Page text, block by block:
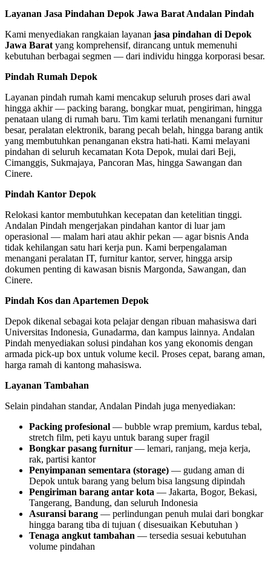
Layanan Jasa Pindahan Depok Jawa Barat Andalan Pindah
Kami menyediakan rangkaian layanan jasa pindahan di Depok
Jawa Baratyang komprehensif, dirancang untuk memenuhi
kebutuhan berbagai segmen — dari individu hingga korporasi besar.
Pindah Rumah Depok
Layanan pindah rumah kami mencakup seluruh proses dari awal
hingga akhir — packing barang, bongkar muat, pengiriman, hingga
penataan ulang di rumah baru. Tim kami terlatih menangani furnitur
besar, peralatan elektronik, barang pecah belah, hingga barang antik
yang membutuhkan penanganan ekstra hati-hati. Kami melayani
pindahan di seluruh kecamatan Kota Depok, mulai dari Beji,
Cimanggis, Sukmajaya, Pancoran Mas, hingga Sawangan dan
Cinere.
Pindah Kantor Depok
Relokasi kantor membutuhkan kecepatan dan ketelitian tinggi.
Andalan Pindah mengerjakan pindahan kantor di luar jam
operasional — malam hari atau akhir pekan — agar bisnis Anda
tidak kehilangan satu hari kerja pun. Kami berpengalaman
menangani peralatan IT, furnitur kantor, server, hingga arsip
dokumen penting di kawasan bisnis Margonda, Sawangan, dan
Cinere.
Pindah Kos dan Apartemen Depok
Depok dikenal sebagai kota pelajar dengan ribuan mahasiswa dari
Universitas Indonesia, Gunadarma, dan kampus lainnya. Andalan
Pindah menyediakan solusi pindahan kos yang ekonomis dengan
armada pick-up box untuk volume kecil. Proses cepat, barang aman,
harga ramah di kantong mahasiswa.
Layanan Tambahan
Selain pindahan standar, Andalan Pindah juga menyediakan:
Packing profesional — bubble wrap premium, kardus tebal,
stretch film, peti kayu untuk barang super fragil
Bongkar pasang furnitur — lemari, ranjang, meja kerja,
rak, partisi kantor
Penyimpanan sementara (storage) — gudang aman di
Depok untuk barang yang belum bisa langsung dipindah
Pengiriman barang antar kota — Jakarta, Bogor, Bekasi,
Tangerang, Bandung, dan seluruh Indonesia
Asuransi barang — perlindungan penuh mulai dari bongkar
hingga barang tiba di tujuan ( disesuaikan Kebutuhan )
Tenaga angkut tambahan — tersedia sesuai kebutuhan
volume pindahan